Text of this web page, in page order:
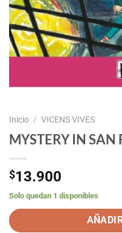
Inicio / VICENS VIVES
MYSTERY IN SAN
$13.900
Solo quedan 1 disponibles